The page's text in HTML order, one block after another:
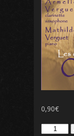
0,90€
quantité